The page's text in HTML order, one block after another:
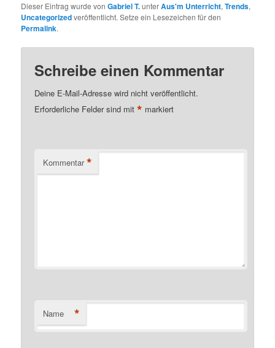
Dieser Eintrag wurde vonGabriel T.unterAus'm Unterricht,Trends,
Uncategorizedveröffentlicht. Setze ein Lesezeichen für den
Permalink.
Schreibe einen Kommentar
Deine E-Mail-Adresse wird nicht veröffentlicht.
Erforderliche Felder sind mit* markiert
Kommentar *
Name *